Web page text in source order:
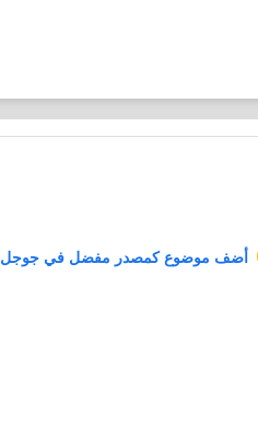
أضف موضوع كمصدر مفضل في جوجل